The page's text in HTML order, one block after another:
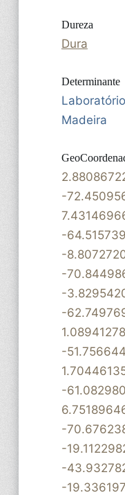
Dureza
Dura
Determinante
Madeira
-
-
-
-
-
-
-
-
-
-
-
-